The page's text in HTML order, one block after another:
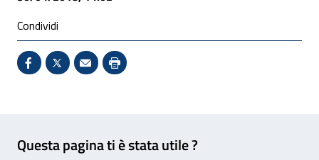
Condividi
Condividi su Facebook - Sito esterno - Apertura in
X - Sito esterno - Apertura in nuova finestra
Invio Mail: apre il programma di posta
Stampa pagina: scelta meno
Questa pagina ti è stata utile ?